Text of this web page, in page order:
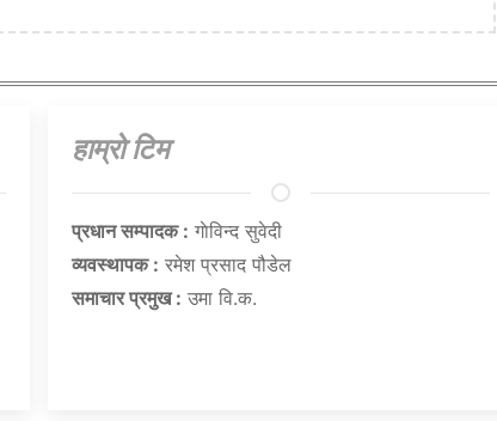
हाम्राे टिम
प्रधान सम्पादक : गाेविन्द सुवेदी
व्यवस्थापक : रमेश प्रसाद पौडेल
समाचार प्रमुख : उमा वि.क.